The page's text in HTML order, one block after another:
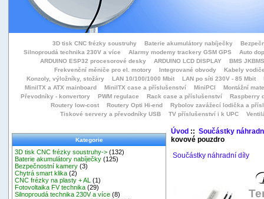
3D tisk CNC frézky soustruhy Baterie akumulátory nabíječky
Silnoproudá technika 230V a více
Alarmy modemy trackery GSM GPS
Auto
ARDUINO ESP32 procesorové desky
ARDUINO LCD DISPLAY
BMS
Frekvenční měniče pro el. motory
Integrované obvody
Kabely
Konzoly, výložníky, stožáry
LAN 10/100/1000 Mbit LAN po síti 230V - 85 Mbit
MiniITX a ATX mainboard
MiniITX case a příslušenství MiniPCI
Montážní
Převodníky - konvertory
PWM regulace Rack case a příslušenství
Raspberry
Routery low-cost
Routery Opti Hi-end
Rybolov zavážecí lodička a přísl
Tiskové servery a převodníky USB
TV příslušenství i k UPC
Kategorie
3D tisk CNC frézky soustruhy-> (132)
Baterie akumulátory nabíječky (125)
Bezpečnostní kamery (3)
Chytrá smart klika (2)
CNC frézky na plasty + AL
(1)
Fotovoltaika FV technika (29)
Silnoproudá technika 230V a více (8)
Úvod:: Součástky
kovové pouzdro
Součástky náhradní díly